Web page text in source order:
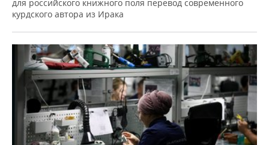
для российского книжного поля перевод современного
курдского автора из Ирака